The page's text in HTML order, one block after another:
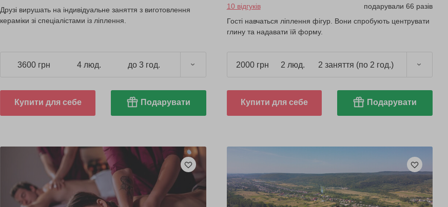
Друзі вирушать на індивідуальне заняття з виготовлення
кераміки зі спеціалістами із ліплення.
3600 грн 4 люд. до 3 год.
Купити для себе Подарувати
10 відгуків
подарували 66 разів
Гості навчаться ліплення фігур. Вони спробують центрувати
глину та надавати їй форму.
2000 грн 2 люд. 2 заняття (по 2 год.)
Купити для себе Подарувати